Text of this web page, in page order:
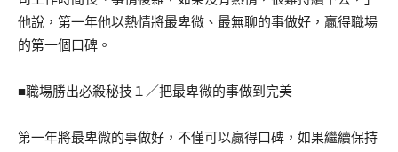
他說，第一年他以熱情將最卑微、最無聊的事做好，贏得職場
的第一個口碑。
■職場勝出必殺秘技１／把最卑微的事做到完美
第一年將最卑微的事做好，不僅可以贏得口碑，如果繼續保持